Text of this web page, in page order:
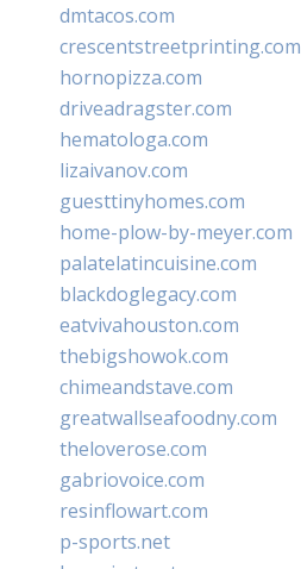
dmtacos.com
crescentstreetprinting.com
hornopizza.com
driveadragster.com
hematologa.com
lizaivanov.com
guesttinyhomes.com
home-plow-by-meyer.com
palatelatincuisine.com
blackdoglegacy.com
eatvivahouston.com
thebigshowok.com
chimeandstave.com
greatwallseafoodny.com
theloverose.com
gabriovoice.com
resinflowart.com
p-sports.net